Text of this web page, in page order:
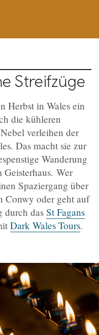
Streifzüge
Herbst in Wales ein
die kühleren
verleihen der
Das macht sie zur
Wanderung
Wer
Spaziergang über
Conwy oder geht auf
durch dasSt Fagans
Dark Wales Tours.